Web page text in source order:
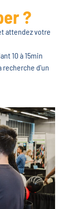
?
attendez votre
10 à 15min
recherche d'un